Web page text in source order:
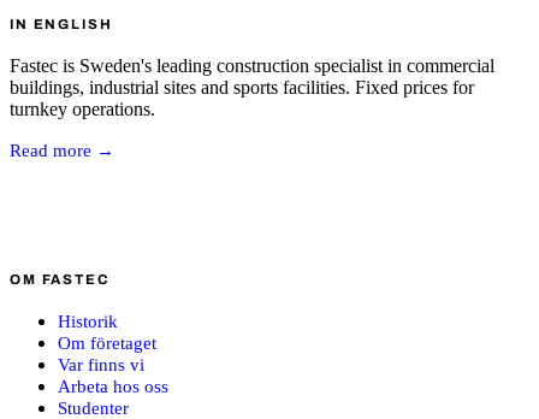
IN ENGLISH
Fastec is Sweden's leading construction specialist in commercial
buildings, industrial sites and sports facilities. Fixed prices for
turnkey operations.
Read more →
OM FASTEC
Historik
Om företaget
Var finns vi
Arbeta hos oss
Studenter